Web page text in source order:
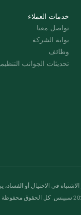
خدمات العملاء
تواصل معنا
بوابة الشركة
وظائف
تحديثات الجوانب
في الاحتيال أو